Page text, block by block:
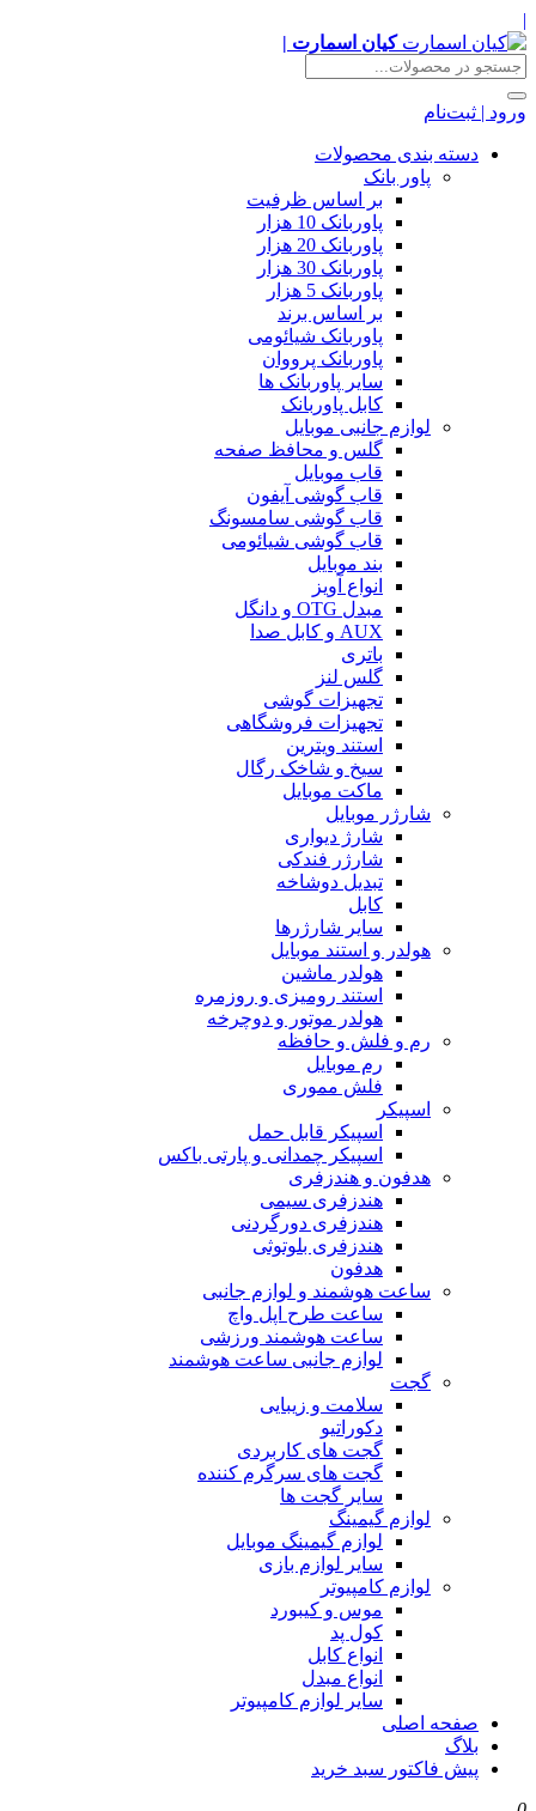
|
کیان اسمارت |
ورود | ثبت‌نام
دسته بندی محصولات
پاور بانک
بر اساس ظرفیت
پاوربانک 10 هزار
پاوربانک 20 هزار
پاوربانک 30 هزار
پاوربانک 5 هزار
بر اساس برند
پاوربانک شیائومی
پاوربانک پرووان
سایر پاوربانک ها
کابل پاوربانک
لوازم جانبی موبایل
گلس و محافظ صفحه
قاب موبایل
قاب گوشی آیفون
قاب گوشی سامسونگ
قاب گوشی شیائومی
بند موبایل
انواع آویز
مبدل OTG و دانگل
AUX و کابل صدا
باتری
گلس لنز
تجهیزات گوشی
تجهیزات فروشگاهی
استند ویترین
سیخ و شاخک رگال
ماکت موبایل
شارژر موبایل
شارژ دیواری
شارژر فندکی
تبدیل دوشاخه
کابل
سایر شارژرها
هولدر و استند موبایل
هولدر ماشین
استند رومیزی و روزمره
هولدر موتور و دوچرخه
رم و فلش و حافظه
رم موبایل
فلش مموری
اسپیکر
اسپیکر قابل حمل
اسپیکر چمدانی و پارتی باکس
هدفون و هندزفری
هندزفری سیمی
هندزفری دورگردنی
هندزفری بلوتوثی
هدفون
ساعت هوشمند و لوازم جانبی
ساعت طرح اپل واچ
ساعت هوشمند ورزشی
لوازم جانبی ساعت هوشمند
گجت
سلامت و زیبایی
دکوراتیو
گجت های کاربردی
گجت های سرگرم کننده
سایر گجت ها
لوازم گیمینگ
لوازم گیمینگ موبایل
سایر لوازم بازی
لوازم کامپیوتر
موس و کیبورد
کول پد
انواع کابل
انواع مبدل
سایر لوازم کامپیوتر
صفحه اصلی
بلاگ
پیش فاکتور سبد خرید